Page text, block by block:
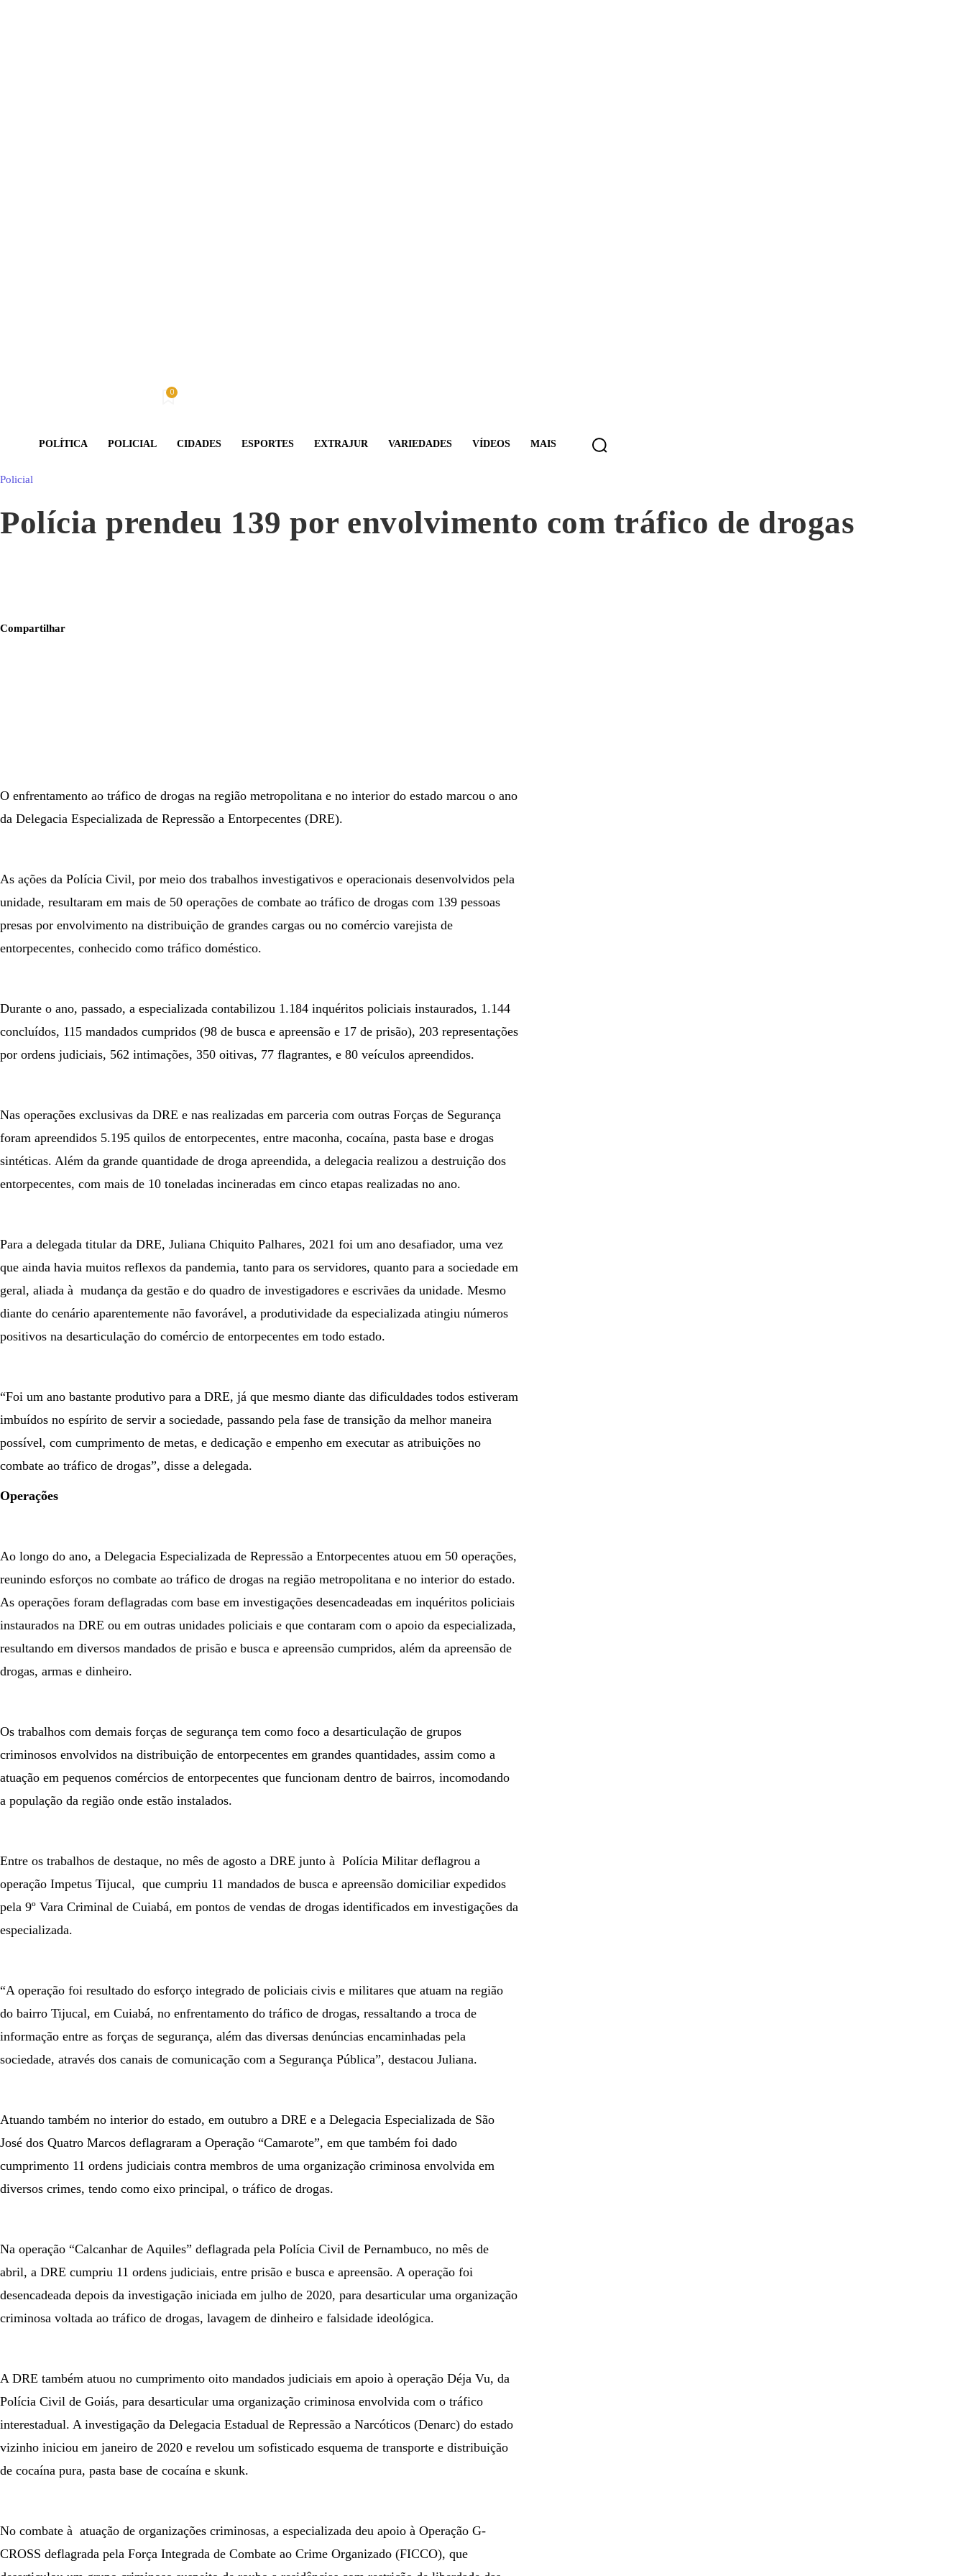
0
POLÍTICA POLICIAL CIDADES ESPORTES EXTRAJUR VARIEDADES VÍDEOS MAIS
Policial
Polícia prendeu 139 por envolvimento com tráfico de drogas
Compartilhar
O enfrentamento ao tráfico de drogas na região metropolitana e no interior do estado marcou o ano
da Delegacia Especializada de Repressão a Entorpecentes (DRE).
As ações da Polícia Civil, por meio dos trabalhos investigativos e operacionais desenvolvidos pela
unidade, resultaram em mais de 50 operações de combate ao tráfico de drogas com 139 pessoas
presas por envolvimento na distribuição de grandes cargas ou no comércio varejista de
entorpecentes, conhecido como tráfico doméstico.
Durante o ano, passado, a especializada contabilizou 1.184 inquéritos policiais instaurados, 1.144
concluídos, 115 mandados cumpridos (98 de busca e apreensão e 17 de prisão), 203 representações
por ordens judiciais, 562 intimações, 350 oitivas, 77 flagrantes, e 80 veículos apreendidos.
Nas operações exclusivas da DRE e nas realizadas em parceria com outras Forças de Segurança
foram apreendidos 5.195 quilos de entorpecentes, entre maconha, cocaína, pasta base e drogas
sintéticas. Além da grande quantidade de droga apreendida, a delegacia realizou a destruição dos
entorpecentes, com mais de 10 toneladas incineradas em cinco etapas realizadas no ano.
Para a delegada titular da DRE, Juliana Chiquito Palhares, 2021 foi um ano desafiador, uma vez
que ainda havia muitos reflexos da pandemia, tanto para os servidores, quanto para a sociedade em
geral, aliada à mudança da gestão e do quadro de investigadores e escrivães da unidade. Mesmo
diante do cenário aparentemente não favorável, a produtividade da especializada atingiu números
positivos na desarticulação do comércio de entorpecentes em todo estado.
“Foi um ano bastante produtivo para a DRE, já que mesmo diante das dificuldades todos estiveram
imbuídos no espírito de servir a sociedade, passando pela fase de transição da melhor maneira
possível, com cumprimento de metas, e dedicação e empenho em executar as atribuições no
combate ao tráfico de drogas”, disse a delegada.
Operações
Ao longo do ano, a Delegacia Especializada de Repressão a Entorpecentes atuou em 50 operações,
reunindo esforços no combate ao tráfico de drogas na região metropolitana e no interior do estado.
As operações foram deflagradas com base em investigações desencadeadas em inquéritos policiais
instaurados na DRE ou em outras unidades policiais e que contaram com o apoio da especializada,
resultando em diversos mandados de prisão e busca e apreensão cumpridos, além da apreensão de
drogas, armas e dinheiro.
Os trabalhos com demais forças de segurança tem como foco a desarticulação de grupos
criminosos envolvidos na distribuição de entorpecentes em grandes quantidades, assim como a
atuação em pequenos comércios de entorpecentes que funcionam dentro de bairros, incomodando
a população da região onde estão instalados.
Entre os trabalhos de destaque, no mês de agosto a DRE junto à Polícia Militar deflagrou a
operação Impetus Tijucal, que cumpriu 11 mandados de busca e apreensão domiciliar expedidos
pela 9º Vara Criminal de Cuiabá, em pontos de vendas de drogas identificados em investigações da
especializada.
“A operação foi resultado do esforço integrado de policiais civis e militares que atuam na região
do bairro Tijucal, em Cuiabá, no enfrentamento do tráfico de drogas, ressaltando a troca de
informação entre as forças de segurança, além das diversas denúncias encaminhadas pela
sociedade, através dos canais de comunicação com a Segurança Pública”, destacou Juliana.
Atuando também no interior do estado, em outubro a DRE e a Delegacia Especializada de São
José dos Quatro Marcos deflagraram a Operação “Camarote”, em que também foi dado
cumprimento 11 ordens judiciais contra membros de uma organização criminosa envolvida em
diversos crimes, tendo como eixo principal, o tráfico de drogas.
Na operação “Calcanhar de Aquiles” deflagrada pela Polícia Civil de Pernambuco, no mês de
abril, a DRE cumpriu 11 ordens judiciais, entre prisão e busca e apreensão. A operação foi
desencadeada depois da investigação iniciada em julho de 2020, para desarticular uma organização
criminosa voltada ao tráfico de drogas, lavagem de dinheiro e falsidade ideológica.
A DRE também atuou no cumprimento oito mandados judiciais em apoio à operação Déja Vu, da
Polícia Civil de Goiás, para desarticular uma organização criminosa envolvida com o tráfico
interestadual. A investigação da Delegacia Estadual de Repressão a Narcóticos (Denarc) do estado
vizinho iniciou em janeiro de 2020 e revelou um sofisticado esquema de transporte e distribuição
de cocaína pura, pasta base de cocaína e skunk.
No combate à atuação de organizações criminosas, a especializada deu apoio à Operação G-
CROSS deflagrada pela Força Integrada de Combate ao Crime Organizado (FICCO), que